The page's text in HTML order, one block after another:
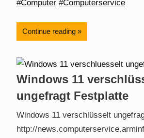
#Computer #Computerservice
Continue reading
Windows 11
ungefragt Festplatte
Windows 11 verschlüsselt
http://